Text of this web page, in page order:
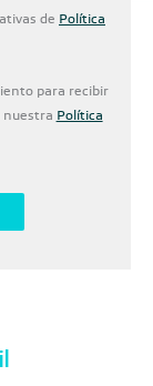
de Política
para recibir
nuestra Política